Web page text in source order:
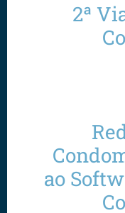
2ª
ao